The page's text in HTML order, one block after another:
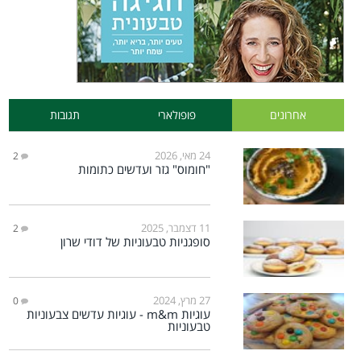
אחרונים פופולארי תגובות
24 מאי, 2026 2
"חומוס" גזר ועדשים כתומות
11 דצמבר, 2025 2
סופגניות טבעוניות של דודי שרון
27 מרץ, 2024 0
עוגיות m&m - עוגיות עדשים צבעוניות
טבעוניות